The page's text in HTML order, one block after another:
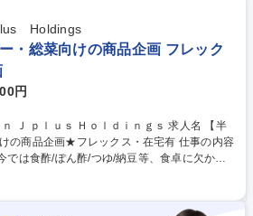
関わった商品が有名店や店頭に並ぶ手応えを
Holdings
・総菜向けの商品企画 フレック
円
ｌｕｓ Ｈｏｌｄｉｎｇｓ 求人名 【半
品企画★フレックス・在宅有 仕事の内容
では食酢/ぽん酢/つゆ/納豆等、食卓に欠かせ
な当社にて、成長領域である業務用市場向け
解決する商品企画を担います。■採用背景